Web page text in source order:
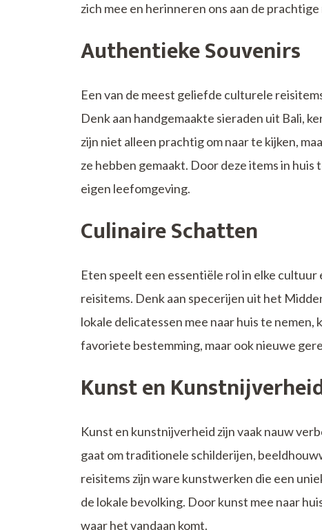
zich mee en herinneren ons aan de
Authentieke Souvenirs
Een van de meest geliefde culturele
Denk aan handgemaakte sieraden uit Bali,
zijn niet alleen prachtig om naar te kijken,
ze hebben gemaakt. Door deze items in
eigen leefomgeving.
Culinaire Schatten
Eten speelt een essentiële rol in elke
reisitems. Denk aan specerijen uit het
lokale delicatessen mee naar huis te nemen,
favoriete bestemming, maar ook nieuwe
Kunst en
Kunst en kunstnijverheid zijn vaak nauw
gaat om traditionele schilderijen,
reisitems zijn ware kunstwerken die een
de lokale bevolking. Door kunst mee naar
waar het vandaan komt.